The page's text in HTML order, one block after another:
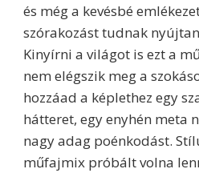
és még a kevésbé
szórakozást tudnak
Kinyírni a világot is ezt a
nem elégszik meg a
hozzáad a képlethez egy
hátteret, egy enyhén meta
nagy adag poénkodást.
műfajmix próbált volna